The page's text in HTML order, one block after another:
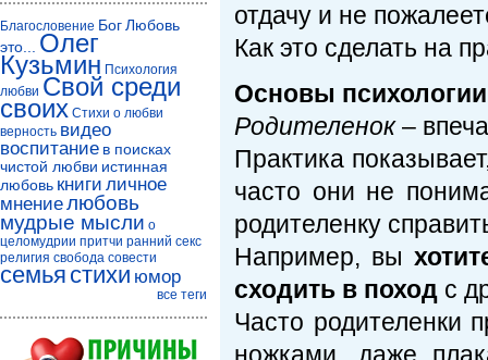
отдачу и не
Как это сделать на
Основы
Родителенок–
Практика
часто они не
родителенку
Например, вы
сходить в поход с
Часто родителенки
Благословение БогЛюбовь
это...
Олег
Кузьмин Психология
любви Свой среди
своих Стихи о любви
верность видео
воспитание в поисках
чистой любви истинная
любовь книги личное
мнениелюбовь
мудрые мысли о
целомудрии притчи ранний секс
религия свобода совести
семья стихи юмор
все теги